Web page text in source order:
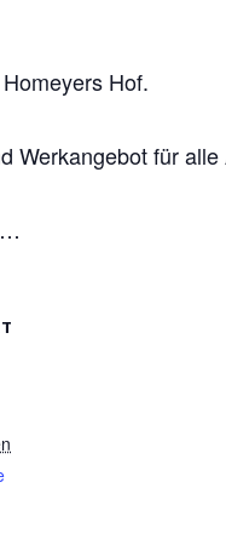
Hof.
Werkangebot für